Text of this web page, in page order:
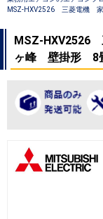
MSZ-HXV2526 三菱電機
MSZ-HXV2526
ヶ峰 壁掛形 8